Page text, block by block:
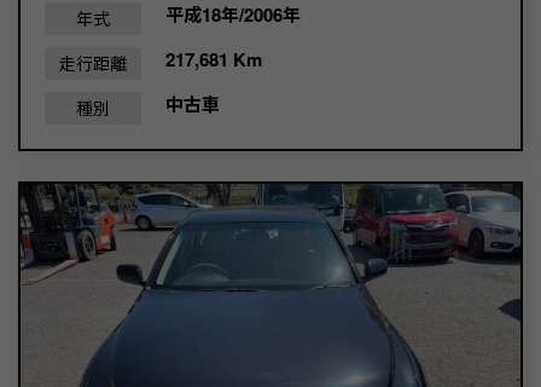
年式 平成18年/2006年
走行距離 217,681 Km
種別 中古車